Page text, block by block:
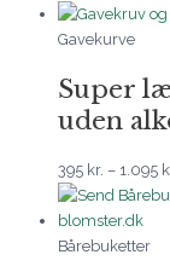
Gavekurve
Super
uden
395 kr. – 1.095
Bårebuketter